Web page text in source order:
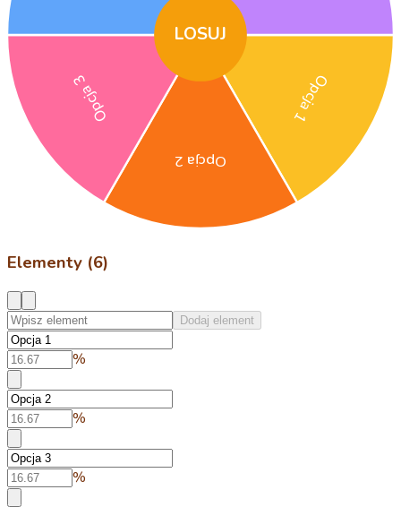
Opcja 1
Opcja 2
Opcja 3
LOSUJ
Elementy (6)
Dodaj element
%
%
%